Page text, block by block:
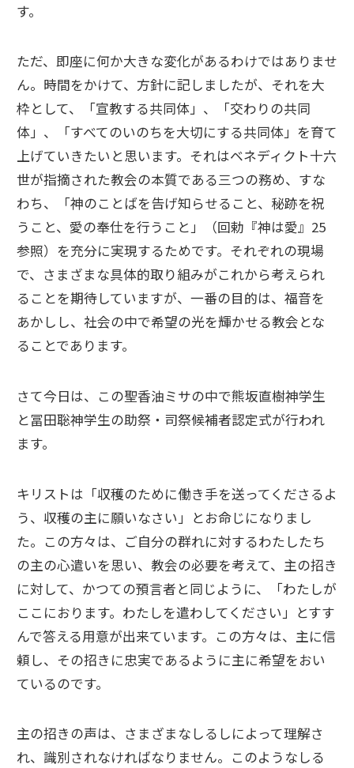
す。
ただ、即座に何か大きな変化があるわけではありませ
ん。時間をかけて、方針に記しましたが、それを大
枠として、「宣教する共同体」、「交わりの共同
体」、「すべてのいのちを大切にする共同体」を育て
上げていきたいと思います。それはベネディクト十六
世が指摘された教会の本質である三つの務め、すな
わち、「神のことばを告げ知らせること、秘跡を祝
うこと、愛の奉仕を行うこと」（回勅『神は愛』25
参照）を充分に実現するためです。それぞれの現場
で、さまざまな具体的取り組みがこれから考えられ
ることを期待していますが、一番の目的は、福音を
あかしし、社会の中で希望の光を輝かせる教会とな
ることであります。
さて今日は、この聖香油ミサの中で熊坂直樹神学生
と冨田聡神学生の助祭・司祭候補者認定式が行われ
ます。
キリストは「収穫のために働き手を送ってくださるよ
う、収穫の主に願いなさい」とお命じになりまし
た。この方々は、ご自分の群れに対するわたしたち
の主の心遣いを思い、教会の必要を考えて、主の招き
に対して、かつての預言者と同じように、「わたしが
ここにおります。わたしを遣わしてください」とすす
んで答える用意が出来ています。この方々は、主に信
頼し、その招きに忠実であるように主に希望をおい
ているのです。
主の招きの声は、さまざまなしるしによって理解さ
れ、識別されなければなりません。このようなしる